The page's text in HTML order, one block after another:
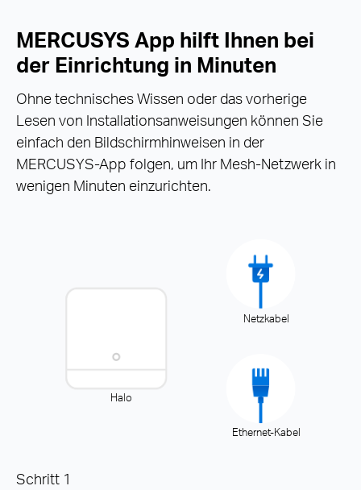
MERCUSYS App hilft Ihnen bei
der Einrichtung in Minuten
Ohne technisches Wissen oder das vorherige
Lesen von Installationsanweisungen können Sie
einfach den Bildschirmhinweisen in der
MERCUSYS-App folgen, um Ihr Mesh-Netzwerk in
wenigen Minuten einzurichten.
Halo
Netzkabel
Ethernet-Kabel
Schritt 1